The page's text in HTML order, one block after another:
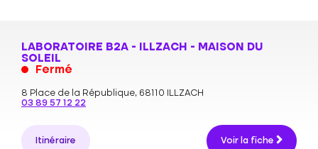
LABORATOIRE B2A - ILLZACH - MAISON DU
SOLEIL
Fermé
8 Place de la République, 68110 ILLZACH
03 89 57 12 22
Itinéraire Voir la fiche